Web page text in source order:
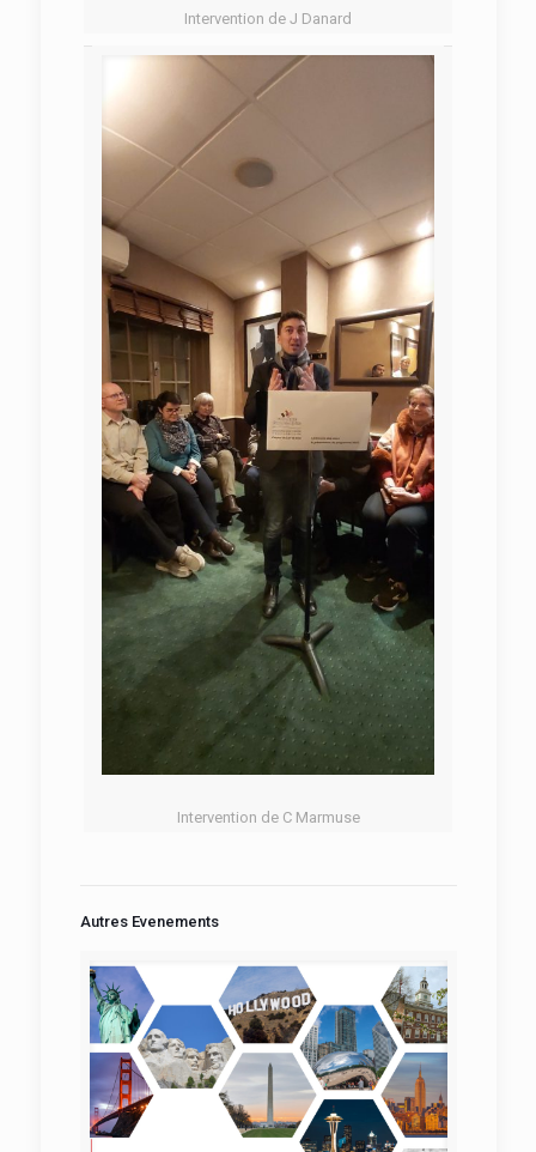
Intervention de J Danard
Intervention de C Marmuse
Autres Evenements